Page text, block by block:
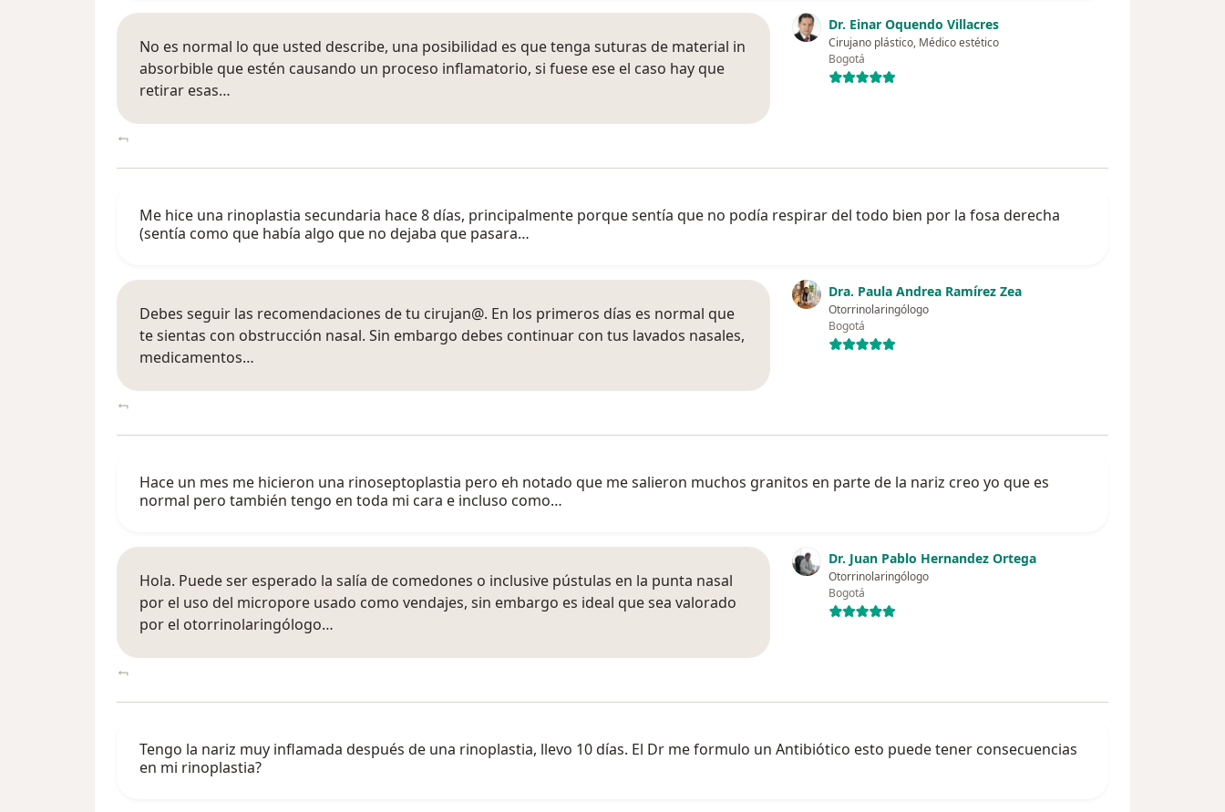
Dr. Einar Oquendo Villacres
Cirujano plástico, Médico estético
Bogotá
No es normal lo que usted describe, una posibilidad es que tenga suturas de material in
absorbible que estén causando un proceso inflamatorio, si fuese ese el caso hay que
retirar esas…
Me hice una rinoplastia secundaria hace 8 días, principalmente porque sentía que no podía respirar del todo bien por la fosa derecha
(sentía como que había algo que no dejaba que pasara…
Dra. Paula Andrea Ramírez Zea
Otorrinolaringólogo
Bogotá
Debes seguir las recomendaciones de tu cirujan@. En los primeros días es normal que
te sientas con obstrucción nasal. Sin embargo debes continuar con tus lavados nasales,
medicamentos…
Hace un mes me hicieron una rinoseptoplastia pero eh notado que me salieron muchos granitos en parte de la nariz creo yo que es
normal pero también tengo en toda mi cara e incluso como…
Dr. Juan Pablo Hernandez Ortega
Otorrinolaringólogo
Bogotá
Hola. Puede ser esperado la salía de comedones o inclusive pústulas en la punta nasal
por el uso del micropore usado como vendajes, sin embargo es ideal que sea valorado
por el otorrinolaringólogo…
Tengo la nariz muy inflamada después de una rinoplastia, llevo 10 días. El Dr me formulo un Antibiótico esto puede tener consecuencias
en mi rinoplastia?